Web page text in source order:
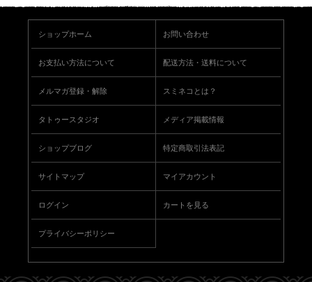
ショップホーム お問い合わせ
お支払い方法について 配送方法・送料について
メルマガ登録・解除 スミネコとは？
タトゥースタジオ メディア掲載情報
ショップブログ 特定商取引法表記
サイトマップ マイアカウント
ログイン カートを見る
プライバシーポリシー